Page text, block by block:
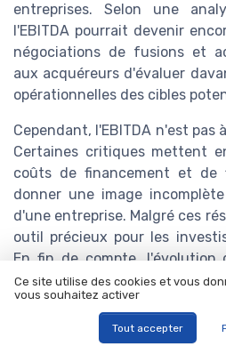
entreprises. Selon une
l'EBITDA pourrait devenir
négociations de fusions et
aux acquéreurs d'évaluer
opérationnelles des cibles
Cependant, l'EBITDA n'est pas
Certaines critiques mettent
coûts de financement et de
donner une image
d'une entreprise. Malgré ces
outil précieux pour les
En fin de compte, l'évolution
montre son rôle
l'évaluation des entreprises
Titres-
Ce site utilise des cookies et vous
vous souhaitez activer
Tout accepter